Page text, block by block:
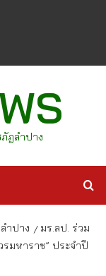
ฏลำปาง
ำปาง
มร.ลป. ร่วม
มหาราช” ประจำปี